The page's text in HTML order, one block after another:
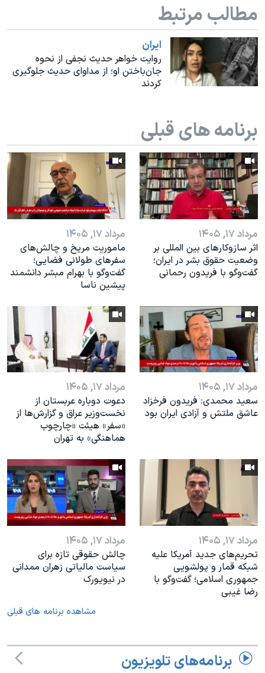
نرگس محمدی برنده جایزه نوبل صلح
همایش محافظه‌کاران آمریکا «سی‌پک»
صفحه‌های ویژه
سفر پرزیدنت ترامپ به چین
مطالب مرتبط
ايران
روایت خواهر حدیث نجفی از نحوه
جان‌باختن او؛ از مداوای حدیث جلوگیری
کردند
برنامه های قبلی
مرداد ۱۷, ۱۴۰۵
اثر ساز‌و‌کارهای بین المللی بر
وضعیت حقوق بشر در ایران؛
گفت‌وگو با فریدون رحمانی
مرداد ۱۷, ۱۴۰۵
ماموریت مریخ و چالش‌های
سفرهای طولانی فضایی؛
گفت‌وگو با بهرام مبشر دانشمند
پیشین ناسا
مرداد ۱۷, ۱۴۰۵
سعید محمدی: فریدون فرخزاد
عاشق ملتش و آزادی ایران بود
مرداد ۱۷, ۱۴۰۵
دعوت دوباره عربستان از
نخست‌وزیر عراق و گزارش‌ها از
«سفر» هیئت «چارچوب
هماهنگی» به تهران
مرداد ۱۷, ۱۴۰۵
تحریم‌های جدید آمریکا علیه
شبکه قمار و پولشویی
جمهوری اسلامی؛ گفت‌وگو با
رضا غیبی
مرداد ۱۷, ۱۴۰۵
چالش حقوقی تازه برای
سیاست مالیاتی زهران ممدانی
در نیویورک
مشاهده برنامه های قبلی
برنامه‌های تلویزیون